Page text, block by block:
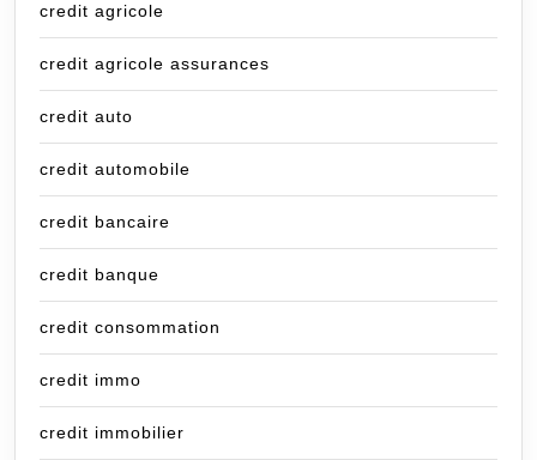
credit agricole
credit agricole assurances
credit auto
credit automobile
credit bancaire
credit banque
credit consommation
credit immo
credit immobilier